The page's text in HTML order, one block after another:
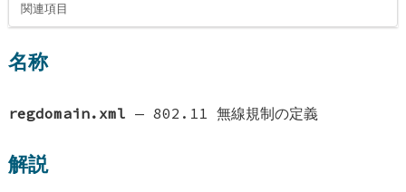
関連項目
名称
regdomain.xml —802.11 無線規制の定義
解説